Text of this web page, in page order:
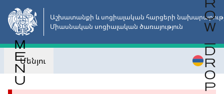
Անցնել
հիմնական
բովանդակությանը
Աշխատանքի և սոցիալական հարցերի
Միասնական սոցիալական ծառայություն
Մենյու